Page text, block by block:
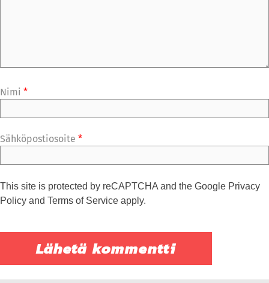
Nimi *
Sähköpostiosoite *
This site is protected by reCAPTCHA and the Google Privacy
Policy and Terms of Service apply.